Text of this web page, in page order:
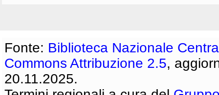
Fonte: Biblioteca Nazionale
Commons Attribuzione 2.5,
20.11.2025.